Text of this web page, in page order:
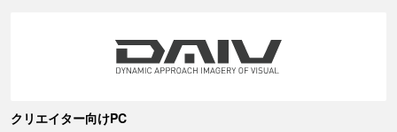
クリエイター向けPC